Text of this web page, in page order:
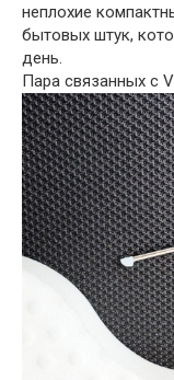
неплохие
бытовых штук,
день.
Пара связанных с